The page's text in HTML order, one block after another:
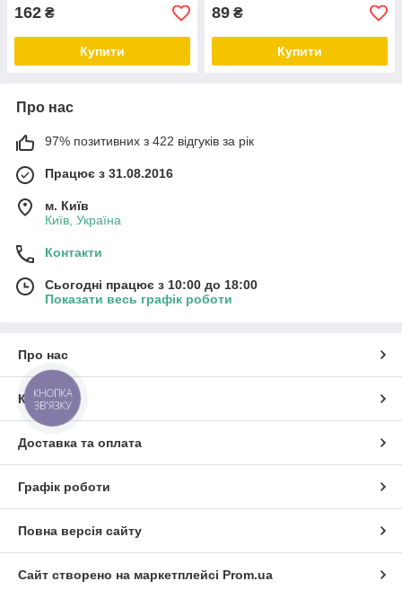
162 ₴
Купити
89 ₴
Купити
Про нас
97% позитивних з 422 відгуків за рік
Працює з 31.08.2016
м. Київ
Київ, Україна
Контакти
Сьогодні працює з 10:00 до 18:00
Показати весь графік роботи
Про нас
Контакти
Доставка та оплата
Графік роботи
Повна версія сайту
Сайт створено на маркетплейсі Prom.ua
КНОПКА
ЗВ'ЯЗКУ